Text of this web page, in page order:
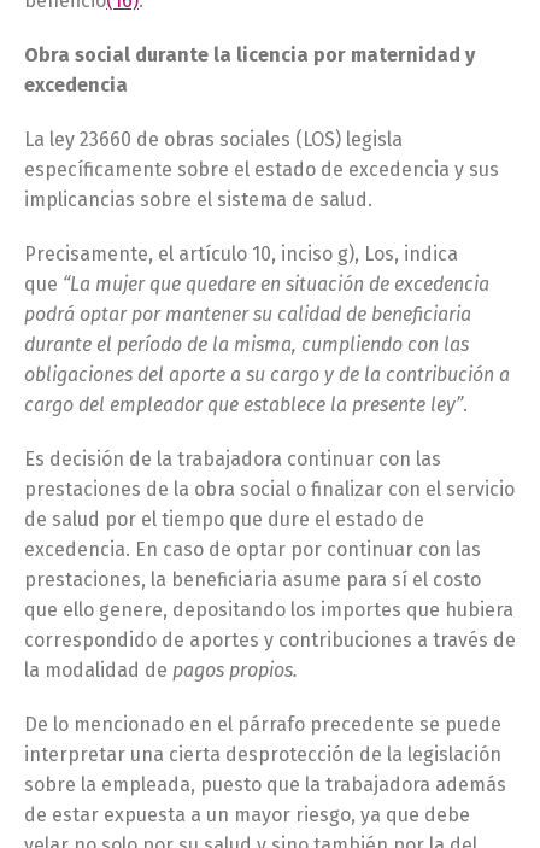
Obra social durante la licencia por maternidad y
excedencia
La ley 23660 de obras sociales (LOS) legisla
específicamente sobre el estado de excedencia y sus
implicancias sobre el sistema de salud.
Precisamente, el artículo 10, inciso g), Los, indica
que “La mujer que quedare en situación de excedencia
podrá optar por mantener su calidad de beneficiaria
durante el período de la misma, cumpliendo con las
obligaciones del aporte a su cargo y de la contribución a
cargo del empleador que establece la presente ley”.
Es decisión de la trabajadora continuar con las
prestaciones de la obra social o finalizar con el servicio
de salud por el tiempo que dure el estado de
excedencia. En caso de optar por continuar con las
prestaciones, la beneficiaria asume para sí el costo
que ello genere, depositando los importes que hubiera
correspondido de aportes y contribuciones a través de
la modalidad de pagos propios.
De lo mencionado en el párrafo precedente se puede
interpretar una cierta desprotección de la legislación
sobre la empleada, puesto que la trabajadora además
de estar expuesta a un mayor riesgo, ya que debe